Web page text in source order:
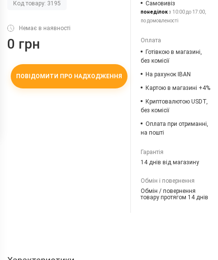
Код товару: 3195
Немає в наявності
0 грн
ПОВІДОМИТИ ПРО НАДХОДЖЕННЯ
Самовивіз
понеділокз 10:00 до 17:00,
по домовленості
Оплата
Готівкою в магазині,
без комісії
На рахунок IBAN
Картою в магазині +4%
Криптовалютою USDT,
без комісії
Оплата при отриманні,
на пошті
Гарантія
14 днів від магазину
Обмін і повернення
Обмін / повернення
товару протягом 14 днів